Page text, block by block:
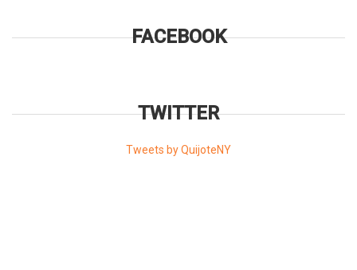
FACEBOOK
TWITTER
Tweets by QuijoteNY